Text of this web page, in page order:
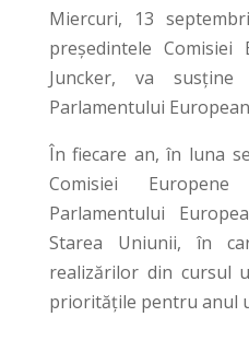
Miercuri, 13
președintele Comisiei
Juncker, va
Parlamentului
În fiecare an, în luna
Comisiei
Parlamentului
Starea Uniunii, în
realizărilor din cursul
prioritățile pentru anul